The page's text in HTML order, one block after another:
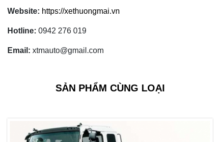
Website: https://xethuongmai.vn
Hotline: 0942 276 019
Email: xtmauto@gmail.com
SẢN PHẨM CÙNG LOẠI